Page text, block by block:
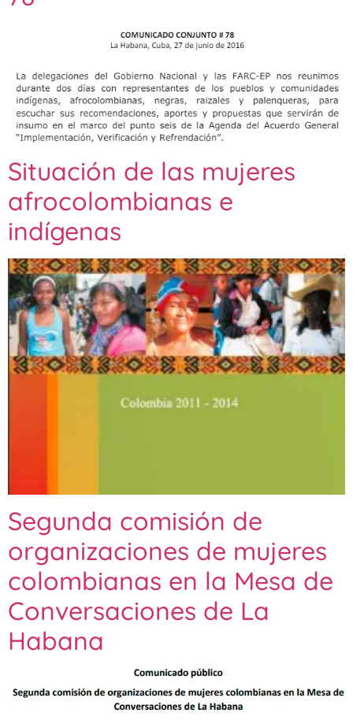
Situación de las mujeres
afrocolombianas e
indígenas
Segunda comisión de
organizaciones de mujeres
colombianas en la Mesa de
Conversaciones de La
Habana